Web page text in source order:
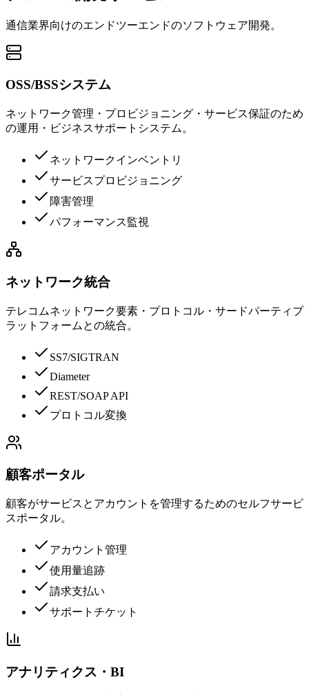
通信業界向けのエンドツーエンドのソフトウェア開発。
OSS/BSSシステム
ネットワーク管理・プロビジョニング・サービス保証のため
の運用・ビジネスサポートシステム。
ネットワークインベントリ
サービスプロビジョニング
障害管理
パフォーマンス監視
ネットワーク統合
テレコムネットワーク要素・プロトコル・サードパーティプ
ラットフォームとの統合。
SS7/SIGTRAN
Diameter
REST/SOAP API
プロトコル変換
顧客ポータル
顧客がサービスとアカウントを管理するためのセルフサービ
スポータル。
アカウント管理
使用量追跡
請求支払い
サポートチケット
アナリティクス・BI